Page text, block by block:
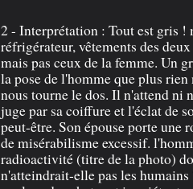
2 - Interprétation : Tout est gris !
réfrigérateur, vêtements des
mais pas ceux de la femme. Un
la pose de l'homme que plus
nous tourne le dos. Il n'attend ni
juge par sa coiffure et l'éclat de
peut-être. Son épouse porte une
de misérabilisme excessif.
radioactivité (titre de la photo)
n'atteindrait-elle pas les